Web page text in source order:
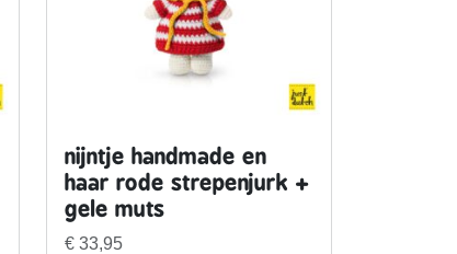
nijntje handmade en
haar rode strepenjurk +
gele muts
€33,95